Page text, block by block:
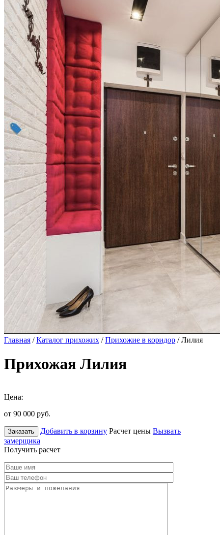
Главная /Каталог прихожих /Прихожие в коридор / Лилия
Прихожая Лилия
Цена:
от 90 000 руб.
Заказать Добавить в корзину Расчет цены Вызвать
замерщика
Получить расчет